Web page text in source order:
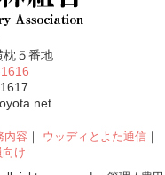
枕５番地
内容 ｜ ウッディとよた通信 ｜
け